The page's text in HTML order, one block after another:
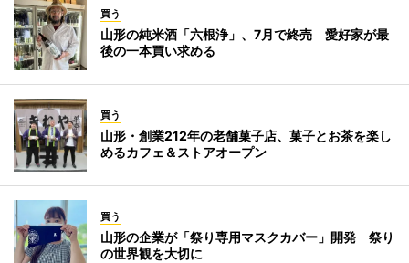
買う
山形の純米酒「六根浄」、7月で終売 愛好家が最
後の一本買い求める
買う
山形・創業212年の老舗菓子店、菓子とお茶を楽し
めるカフェ＆ストアオープン
買う
山形の企業が「祭り専用マスクカバー」開発 祭り
の世界観を大切に